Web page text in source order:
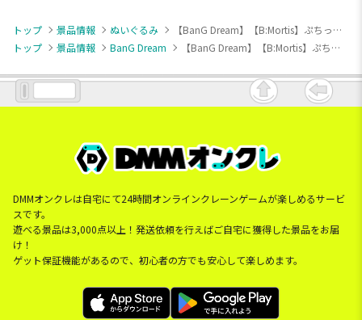
トップ 景品情報 ぬいぐるみ
【BanG Dream】【B:Mortis】ぷちっしゅ！ Ave Mujica
トップ
景品情報 BanG Dream 【BanG Dream】【B:Mortis】ぷちっしゅ！ Ave Mujica
DMMオンクレは自宅にて24時間オンラインクレーンゲームが楽しめるサービ
スです。
遊べる景品は3,000点以上！発送依頼を行えばご自宅に獲得した景品をお届
け！
ゲット保証機能があるので、初心者の方でも安心して楽しめます。